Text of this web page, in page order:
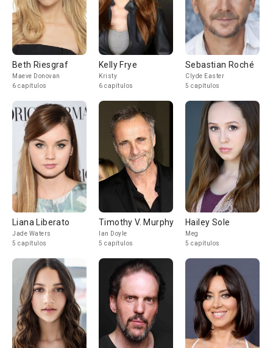
Beth Riesgraf
Maeve Donovan
6 capítulos
Kelly Frye
Kristy
6 capítulos
Sebastian Roché
Clyde Easter
5 capítulos
Liana Liberato
Jade Waters
5 capítulos
Timothy V. Murphy
Ian Doyle
5 capítulos
Hailey Sole
Meg
5 capítulos